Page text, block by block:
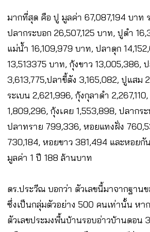
มากที่สุด คือ ปู มูลค่า 67,087,194 บาท
ปลากระบอก 26,507,125 บาท, ปูดำ
แม่น้ำ 16,109,979 บาท, ปลาดุก
13,513375 บาท, กุ้งขาว 13,005,386,
3,613,775,ปลาขี้ตัง 3,165,082, ปูแสม
ระเบน 2,621,996, กุ้งกุลาดำ
1,809,296, กุ้งเคย 1,553,898, ปลากร
ปลาทราย 799,336, หอยแทงฝั่ง
730,184, หอยขาว 381,494 และหอยกั
มูลค่า 1 ปี 188 ล้านบาท
ดร.ประวีณ บอกว่า ตัวเลขนี้มาจากฐาน
ซึ่งเป็นกลุ่มตัวอย่าง 500 คนเท่านั้น หา
ตัวเลขประมงพื้นบ้านรอบอ่าวบ้านดอน